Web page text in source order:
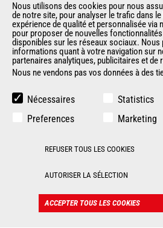
Informations légales
Politique de protection des
Evénements
Actualités
Historique
Carrières
RMI Manitou
Manitou Group Attachments
CONTACT
Nous utilisons des cookies pour nous
de notre site, pour analyser le trafic dans
expérience de qualité et personnalisée via
pour proposer de nouvelles
disponibles sur les réseaux sociaux. Nous
informations quant à votre navigation sur
partenaires analytiques, publicitaires et de
Nous ne vendons pas vos données à des
Nécessaires
Statistics
Preferences
Marketing
REFUSER TOUS LES COOKIES
AUTORISER LA SÉLECTION
ACCEPTER TOUS LES COOKIES